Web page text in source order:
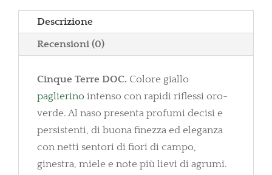
Descrizione
Recensioni (0)
Cinque Terre DOC. Colore giallo
paglierino intenso con rapidi riflessi oro-
verde. Al naso presenta profumi decisi e
persistenti, di buona finezza ed eleganza
con netti sentori di fiori di campo,
ginestra, miele e note più lievi di agrumi.